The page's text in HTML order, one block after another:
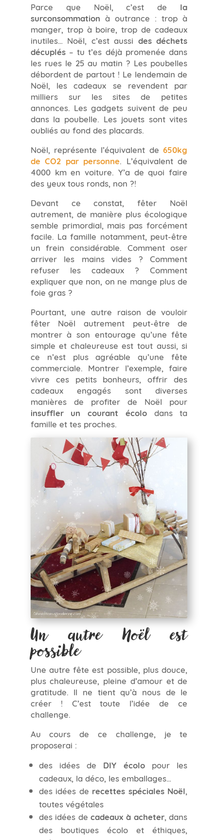
Parce que Noël, c’est de la
surconsommation à outrance : trop à
manger, trop à boire, trop de cadeaux
inutiles… Noël, c’est aussi des déchets
décuplés– tu t’es déjà promenée dans
les rues le 25 au matin ? Les poubelles
débordent de partout ! Le lendemain de
Noël, les cadeaux se revendent par
milliers sur les sites de petites
annonces. Les gadgets suivent de peu
dans la poubelle. Les jouets sont vites
oubliés au fond des placards.
Noël, représente l’équivalent de650kg
de CO2 par personne. L’équivalent de
4000 km en voiture. Y’a de quoi faire
des yeux tous ronds, non ?!
Devant ce constat, fêter Noël
autrement, de manière plus écologique
semble primordial, mais pas forcément
facile. La famille notamment, peut-être
un frein considérable. Comment oser
arriver les mains vides ? Comment
refuser les cadeaux ? Comment
expliquer que non, on ne mange plus de
foie gras ?
Pourtant, une autre raison de vouloir
fêter Noël autrement peut-être de
montrer à son entourage qu’une fête
simple et chaleureuse est tout aussi, si
ce n’est plus agréable qu’une fête
commerciale. Montrer l’exemple, faire
vivre ces petits bonheurs, offrir des
cadeaux engagés sont diverses
manières de profiter de Noël pour
insuffler un courant écolodans ta
famille et tes proches.
Un autre Noël est
possible
Une autre fête est possible, plus douce,
plus chaleureuse, pleine d’amour et de
gratitude. Il ne tient qu’à nous de le
créer ! C’est toute l’idée de ce
challenge.
Au cours de ce challenge, je te
proposerai :
des idées de DIY écolopour les
cadeaux, la déco, les emballages…
des idées de recettes spéciales Noël,
toutes végétales
des idées decadeaux à acheter, dans
des boutiques écolo et éthiques,